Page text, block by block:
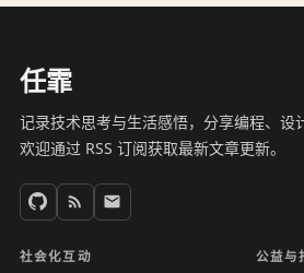
任霏
记录技术思考与生活感悟，分享编程、设
欢迎通过 RSS 订阅获取最新文章更新。
社会化互动 公益与